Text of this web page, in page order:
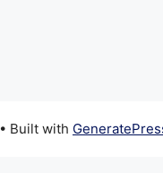
• Built with